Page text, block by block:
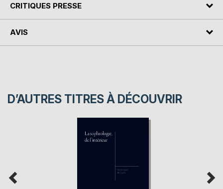
CRITIQUES PRESSE
AVIS
D’AUTRES TITRES À DÉCOUVRIR